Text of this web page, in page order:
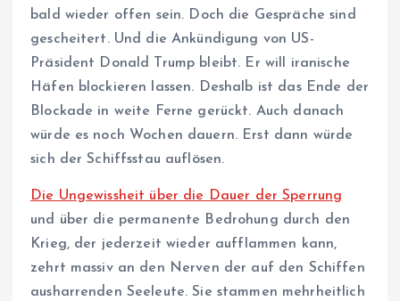
bald wieder offen sein. Doch die Gespräche sind
gescheitert. Und die Ankündigung von US-
Präsident Donald Trump bleibt. Er will iranische
Häfen blockieren lassen. Deshalb ist das Ende der
Blockade in weite Ferne gerückt. Auch danach
würde es noch Wochen dauern. Erst dann würde
sich der Schiffsstau auflösen.
Die Ungewissheit über die Dauer der Sperrung
und über die permanente Bedrohung durch den
Krieg, der jederzeit wieder aufflammen kann,
zehrt massiv an den Nerven der auf den Schiffen
ausharrenden Seeleute. Sie stammen mehrheitlich